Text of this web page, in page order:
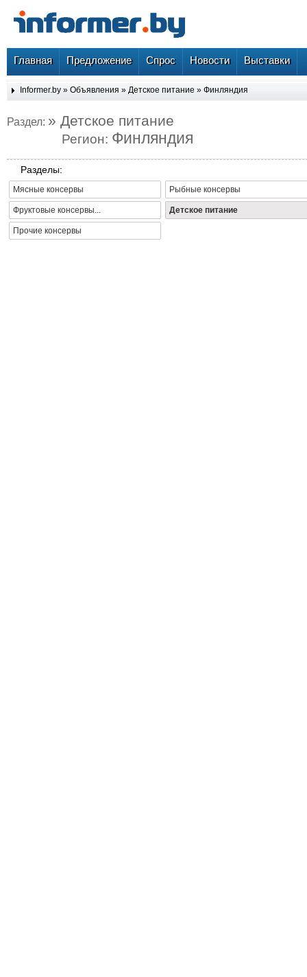
Главная Предложение Спрос Новости Выставки
Informer.by » Объявления » Детское питание » Финляндия
Раздел: » Детское питание
Регион: Финляндия
Разделы:
Мясные консервы Рыбные консервы
Фруктовые консервы... Детское питание
Прочие консервы